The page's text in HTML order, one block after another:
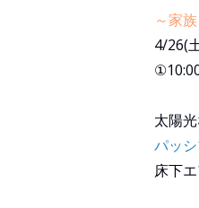
～家
4/26(
太陽
パッ
床下